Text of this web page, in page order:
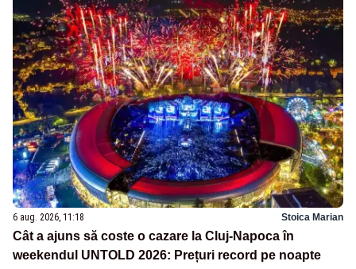
6 aug. 2026, 11:18 Stoica Marian
Cât a ajuns să coste o cazare la Cluj-Napoca în
weekendul UNTOLD 2026: Prețuri record pe noapte